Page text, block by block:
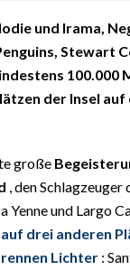
und Irama,
Stewart
100.000
der Insel auf
große
, den Schlagzeuger
Yenne und Largo
drei anderen
Lichter :